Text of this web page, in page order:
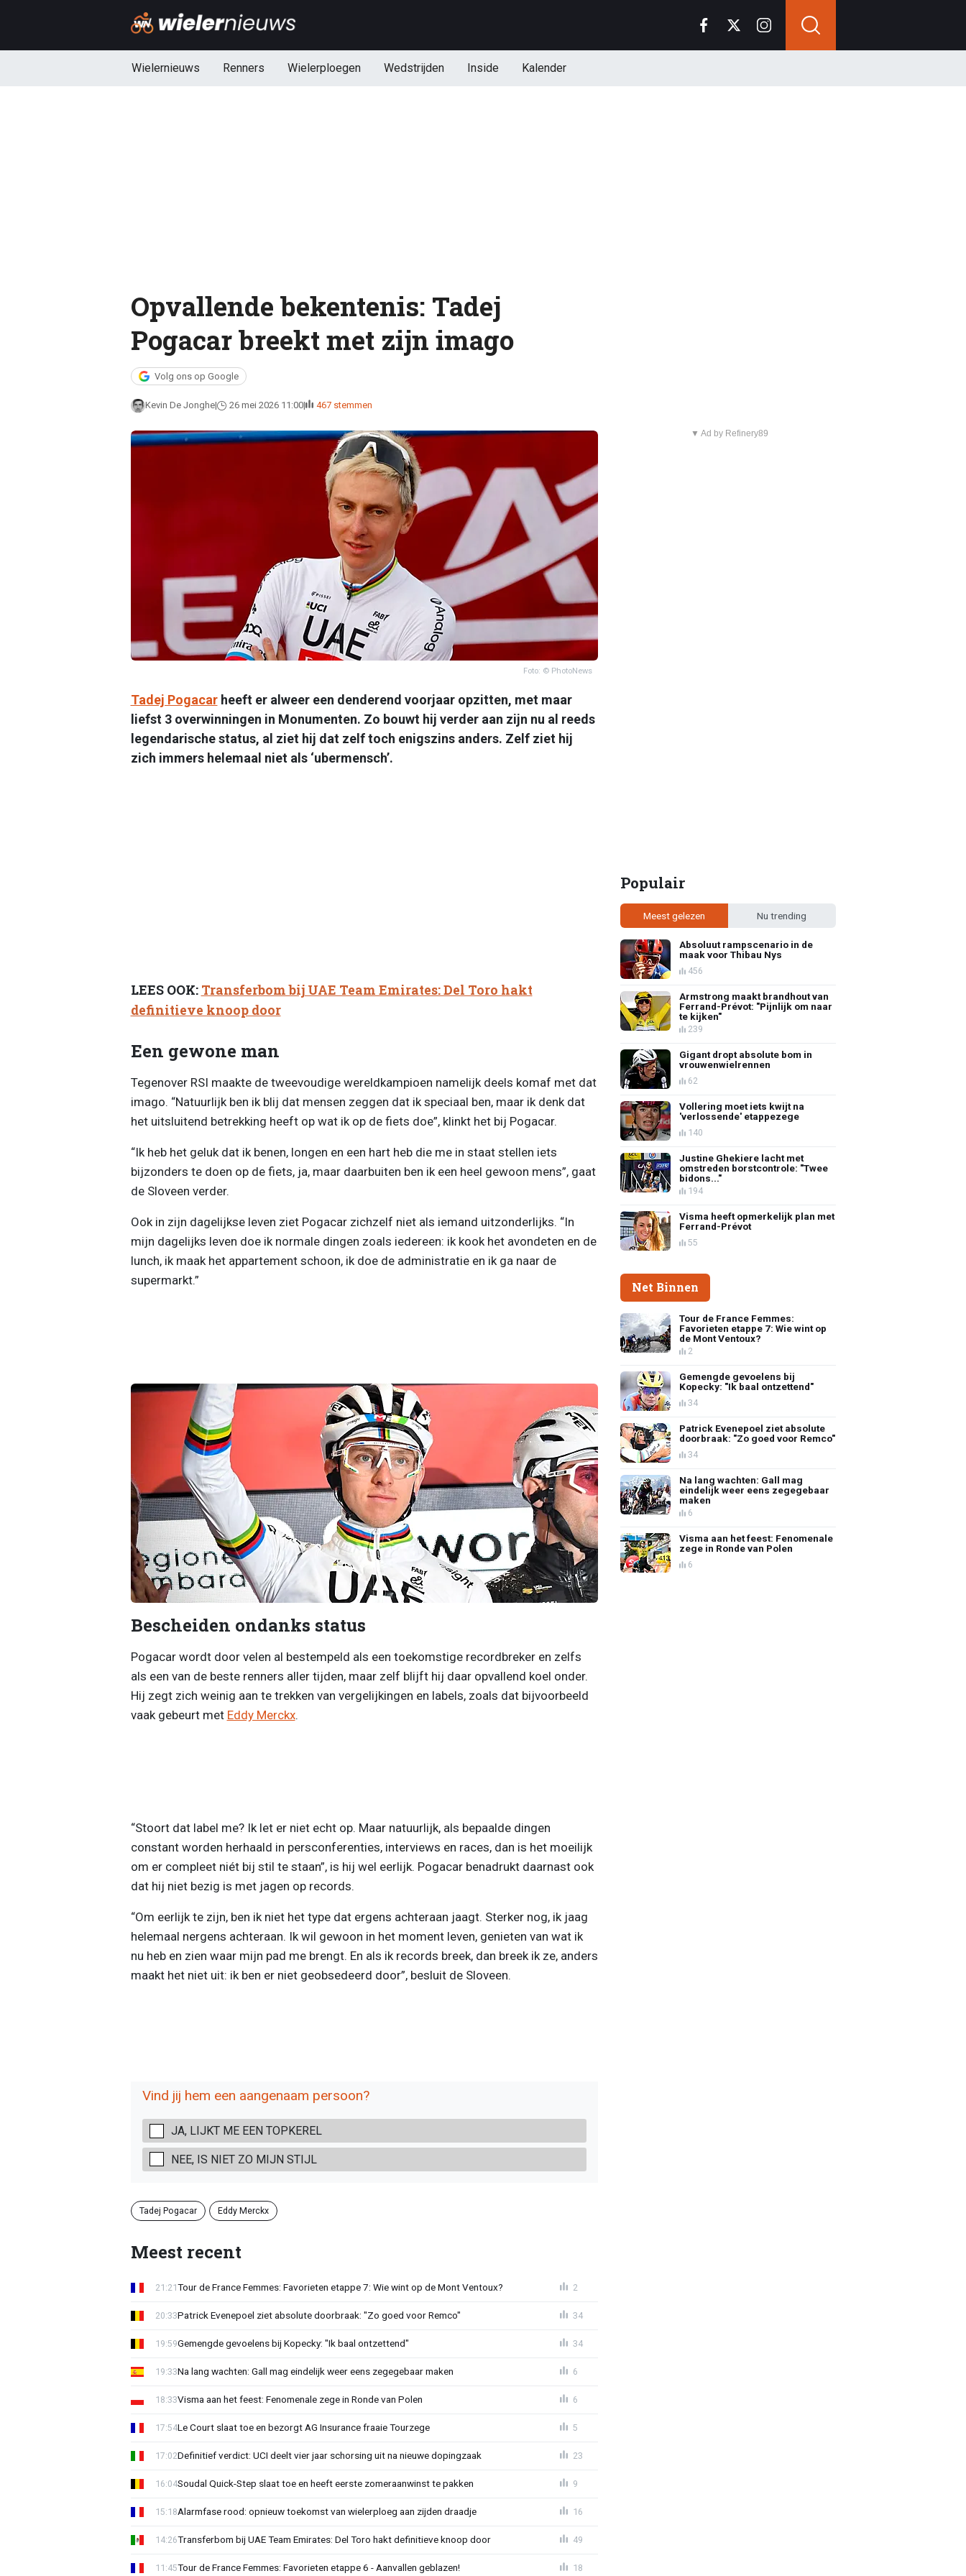
Wielernieuws Renners Wielerploegen Wedstrijden Inside Kalender
Opvallende bekentenis: Tadej
Pogacar breekt met zijn imago
Volg ons op Google
Kevin De Jonghe 26 mei 2026 11:00 467 stemmen
Foto: © PhotoNews
Tadej Pogacarheeft er alweer een denderend voorjaar opzitten, met maar
liefst 3 overwinningen in Monumenten. Zo bouwt hij verder aan zijn nu al reeds
legendarische status, al ziet hij dat zelf toch enigszins anders. Zelf ziet hij
zich immers helemaal niet als ‘ubermensch’.
LEES OOK: Transferbom bij UAE Team Emirates: Del Toro hakt
definitieve knoop door
Een gewone man
Tegenover RSI maakte de tweevoudige wereldkampioen namelijk deels komaf met dat
imago. “Natuurlijk ben ik blij dat mensen zeggen dat ik speciaal ben, maar ik denk dat
het uitsluitend betrekking heeft op wat ik op de fiets doe”, klinkt het bij Pogacar.
“Ik heb het geluk dat ik benen, longen en een hart heb die me in staat stellen iets
bijzonders te doen op de fiets, ja, maar daarbuiten ben ik een heel gewoon mens”, gaat
de Sloveen verder.
Ook in zijn dagelijkse leven ziet Pogacar zichzelf niet als iemand uitzonderlijks. “In
mijn dagelijks leven doe ik normale dingen zoals iedereen: ik kook het avondeten en de
lunch, ik maak het appartement schoon, ik doe de administratie en ik ga naar de
supermarkt.”
Bescheiden ondanks status
Pogacar wordt door velen al bestempeld als een toekomstige recordbreker en zelfs
als een van de beste renners aller tijden, maar zelf blijft hij daar opvallend koel onder.
Hij zegt zich weinig aan te trekken van vergelijkingen en labels, zoals dat bijvoorbeeld
vaak gebeurt met Eddy Merckx.
“Stoort dat label me? Ik let er niet echt op. Maar natuurlijk, als bepaalde dingen
constant worden herhaald in persconferenties, interviews en races, dan is het moeilijk
om er compleet niét bij stil te staan”, is hij wel eerlijk. Pogacar benadrukt daarnast ook
dat hij niet bezig is met jagen op records.
“Om eerlijk te zijn, ben ik niet het type dat ergens achteraan jaagt. Sterker nog, ik jaag
helemaal nergens achteraan. Ik wil gewoon in het moment leven, genieten van wat ik
nu heb en zien waar mijn pad me brengt. En als ik records breek, dan breek ik ze, anders
maakt het niet uit: ik ben er niet geobsedeerd door”, besluit de Sloveen.
Vind jij hem een aangenaam persoon?
JA, LIJKT ME EEN TOPKEREL
NEE, IS NIET ZO MIJN STIJL
Tadej Pogacar Eddy Merckx
Meest recent
Tour de France Femmes: Favorieten etappe 7: Wie wint op de Mont Ventoux?
21:21 2
Patrick Evenepoel ziet absolute doorbraak: "Zo goed voor Remco"
20:33 34
Gemengde gevoelens bij Kopecky: "Ik baal ontzettend"
19:59 34
Na lang wachten: Gall mag eindelijk weer eens zegegebaar maken
19:33 6
Visma aan het feest: Fenomenale zege in Ronde van Polen
18:33 6
Le Court slaat toe en bezorgt AG Insurance fraaie Tourzege
17:54 5
Definitief verdict: UCI deelt vier jaar schorsing uit na nieuwe dopingzaak
17:02 23
Soudal Quick-Step slaat toe en heeft eerste zomeraanwinst te pakken
16:04 9
Alarmfase rood: opnieuw toekomst van wielerploeg aan zijden draadje
15:18 16
Transferbom bij UAE Team Emirates: Del Toro hakt definitieve knoop door
14:26 49
Tour de France Femmes: Favorieten etappe 6 - Aanvallen geblazen!
11:45 18
▼ Ad by Refinery89
Populair
Meest gelezen Nu trending
Absoluut rampscenario in de
maak voor Thibau Nys
456
Armstrong maakt brandhout van
Ferrand-Prévot: "Pijnlijk om naar
te kijken"
239
Gigant dropt absolute bom in
vrouwenwielrennen
62
Vollering moet iets kwijt na
'verlossende' etappezege
140
Justine Ghekiere lacht met
omstreden borstcontrole: "Twee
bidons..."
194
Visma heeft opmerkelijk plan met
Ferrand-Prévot
55
Net Binnen
Tour de France Femmes:
Favorieten etappe 7: Wie wint op
de Mont Ventoux?
2
Gemengde gevoelens bij
Kopecky: "Ik baal ontzettend"
34
Patrick Evenepoel ziet absolute
doorbraak: "Zo goed voor Remco"
34
Na lang wachten: Gall mag
eindelijk weer eens zegegebaar
maken
6
Visma aan het feest: Fenomenale
zege in Ronde van Polen
6